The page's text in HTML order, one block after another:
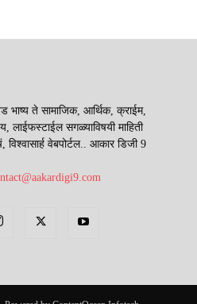
भाष्य ते सामाजिक, आर्थिक, क्राईम,
लाईफस्टाईल सगळ्याविषयी माहिती
विश्वासार्ह वेबपोर्टल.. आकार डिजी 9